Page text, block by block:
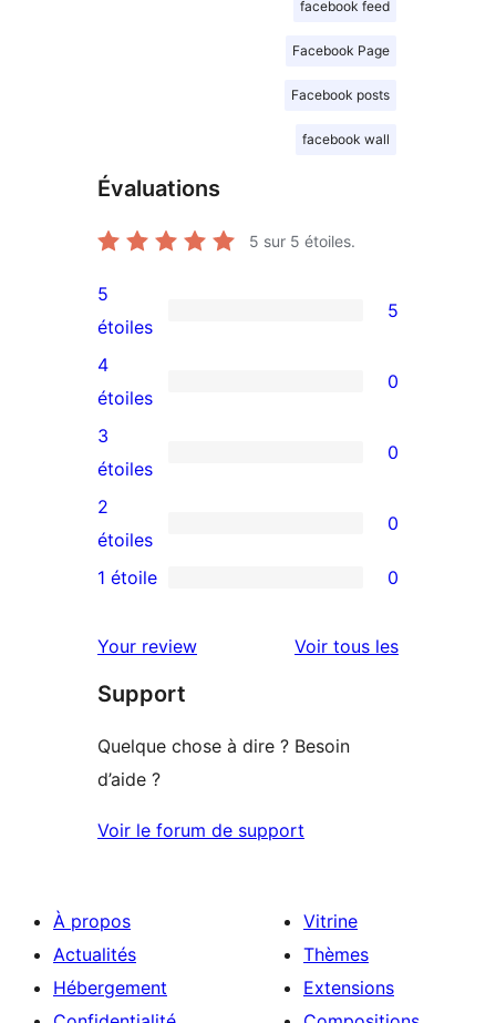
facebook feed
Facebook Page
Facebook posts
facebook wall
Évaluations
5 sur 5 étoiles.
5
avis
à
5
étoiles
5
étoiles
5
0
avis
à
4
étoile
4
étoiles
0
0
avis
à
3
3
étoiles
0
0
avis
2
2
étoiles
0
à
1
1 étoile 0
Your review Voir tous lesavis
Support
Quelque chose à dire ? Besoin
d’aide ?
Voir le forum de support
À propos
Actualités
Hébergement
Vitrine
Thèmes
Extensions